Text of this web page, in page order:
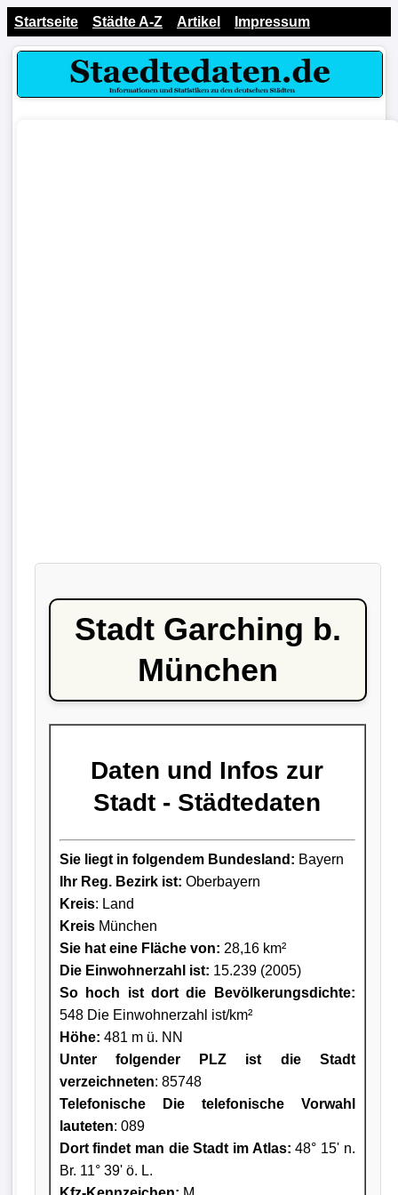
Startseite Städte A-Z Artikel Impressum
Stadt Garching b.
München
Daten und Infos zur
Stadt - Städtedaten
Sie liegt in folgendem Bundesland: Bayern
Ihr Reg. Bezirk ist: Oberbayern
Kreis: Land
KreisMünchen
Sie hat eine Fläche von: 28,16 km²
Die Einwohnerzahl ist: 15.239 (2005)
So hoch ist dort die Bevölkerungsdichte:
548 Die Einwohnerzahl ist/km²
Höhe: 481 m ü. NN
Unter folgender PLZ ist die Stadt
verzeichneten: 85748
Telefonische Die telefonische Vorwahl
lauteten: 089
Dort findet man die Stadt im Atlas: 48° 15' n.
Br. 11° 39' ö. L.